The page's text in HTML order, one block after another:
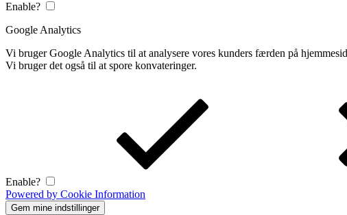
Enable?
Google Analytics
Vi bruger Google Analytics til at analysere vores kunders færden på
Vi bruger det også til at spore konvateringer.
Enable?
Powered by Cookie Information
Gem mine indstillinger